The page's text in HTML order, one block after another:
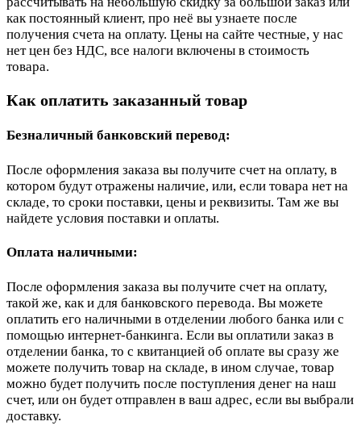
как постоянный клиент, про неё вы узнаете после
получения счета на оплату. Цены на сайте честные, у нас
нет цен без НДС, все налоги включены в стоимость
товара.
Как оплатить заказанный товар
Безналичный банковский перевод:
После оформления заказа вы получите счет на оплату, в
котором будут отражены наличие, или, если товара нет на
складе, то сроки поставки, цены и реквизиты. Там же вы
найдете условия поставки и оплаты.
Оплата наличными:
После оформления заказа вы получите счет на оплату,
такой же, как и для банковского перевода. Вы можете
оплатить его наличными в отделении любого банка или с
помощью интернет-банкинга. Если вы оплатили заказ в
отделении банка, то с квитанцией об оплате вы сразу же
можете получить товар на складе, в ином случае, товар
можно будет получить после поступления денег на наш
счет, или он будет отправлен в ваш адрес, если вы выбрали
доставку.